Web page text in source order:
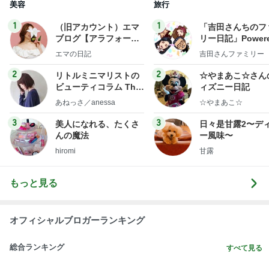
ビューティコラム The
little minimalist's bea
uty colum
あねっさ／anessa
3
美人になれる、たくさ
んの魔法
hiromi
ィズニー日記
☆やまあこ☆
3
日々是甘露2〜デ
ー風味〜
甘露
もっと見る
総合ランキング すべて見る
市川團十郎白 クロ